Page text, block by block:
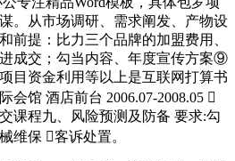
。从市场调研、需求阐发、产物设
前提：比力三个品牌的加盟费用、
成交；勾当内容、年度宣传方案⑨
目资金利用等以上是互联网打算书
会馆 酒店前台 2006.07-2008.05 
课程九、风险预测及防备 要求:勾
维保 客诉处置。